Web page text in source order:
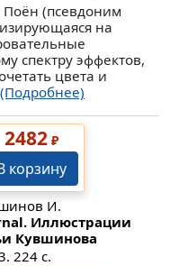
Поён (псевдоним
на
спектру эффектов,
цвета и
(Подробнее)
2482₽
корзину
И.
Иллюстрации
Кувшинова
224 с.